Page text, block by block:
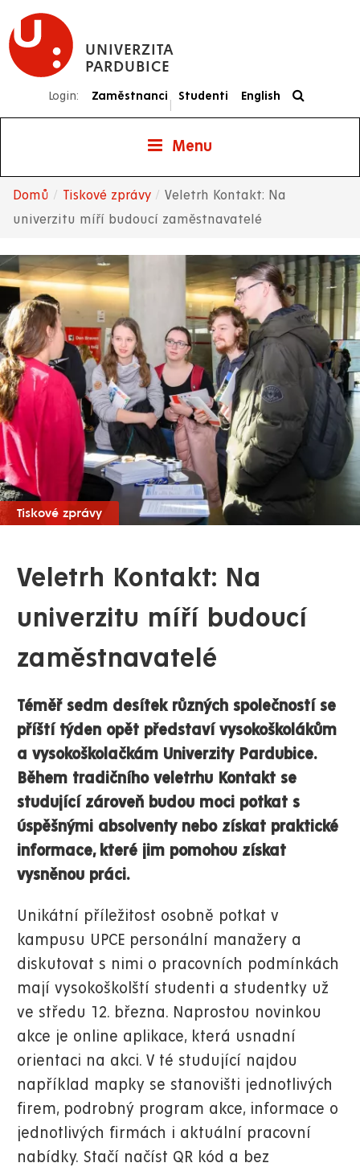
Přejít
hlavnímu
UNIVERZITA
PARDUBICE
Login: Zaměstnanci
|
Studenti English
Menu
Drobečková
navigace
Domů Tiskové zprávy
Veletrh Kontakt: Na
univerzitu míří budoucí zaměstnavatelé
Tiskové zprávy
Veletrh Kontakt: Na
univerzitu míří budoucí
zaměstnavatelé
Téměř sedm desítek různých společností se
příští týden opět představí vysokoškolákům
a vysokoškolačkám Univerzity Pardubice.
Během tradičního veletrhu Kontakt se
studující zároveň budou moci potkat s
úspěšnými absolventy nebo získat praktické
informace, které jim pomohou získat
vysněnou práci.
Unikátní příležitost osobně potkat v
kampusu UPCE personální manažery a
diskutovat s nimi o pracovních podmínkách
mají vysokoškolští studenti a studentky už
ve středu 12. března. Naprostou novinkou
akce je online aplikace, která usnadní
orientaci na akci. V té studující najdou
například mapky se stanovišti jednotlivých
firem, podrobný program akce, informace o
jednotlivých firmách i aktuální pracovní
nabídky. Stačí načíst QR kód a bez